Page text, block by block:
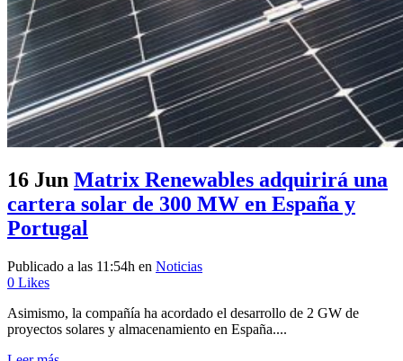
16 Jun Matrix Renewables adquirirá una
cartera solar de 300 MW en España y
Portugal
Publicado a las 11:54h en Noticias
0 Likes
Asimismo, la compañía ha acordado el desarrollo de 2 GW de
proyectos solares y almacenamiento en España....